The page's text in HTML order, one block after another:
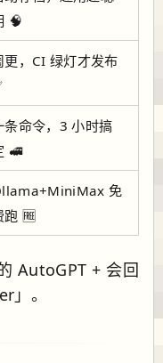
🧠
更，CI 绿灯才发布
条命令，3 小时搞
🚅
免
跑 🆓
AutoGPT + 会回
」。